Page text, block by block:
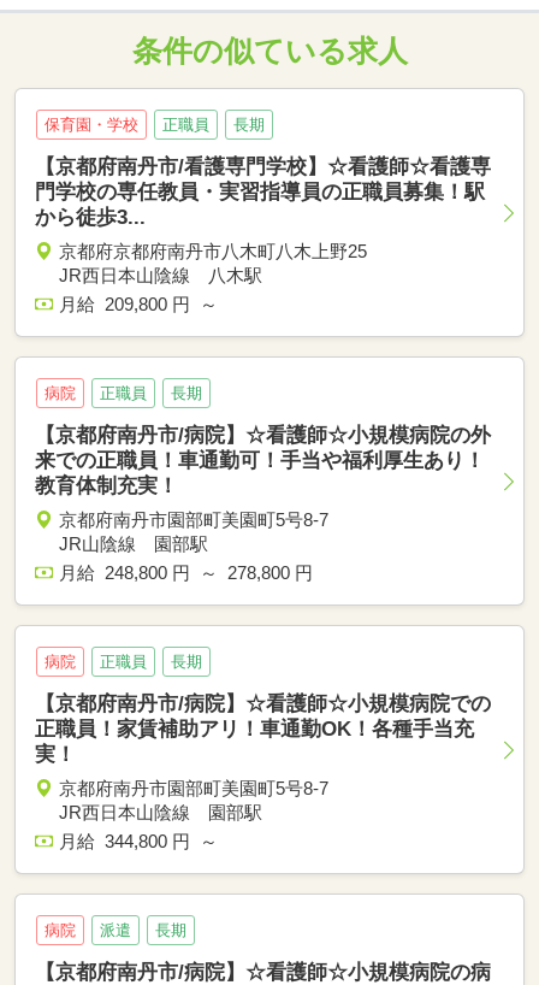
条件の似ている求人
保育園・学校 正職員 長期
【京都府南丹市/看護専門学校】☆看護師☆看護専
門学校の専任教員・実習指導員の正職員募集！駅
から徒歩3...
京都府京都府南丹市八木町八木上野25
JR西日本山陰線 八木駅
月給 209,800 円 ～
病院 正職員 長期
【京都府南丹市/病院】☆看護師☆小規模病院の外
来での正職員！車通勤可！手当や福利厚生あり！
教育体制充実！
京都府南丹市園部町美園町5号8-7
JR山陰線 園部駅
月給 248,800 円 ～ 278,800 円
病院 正職員 長期
【京都府南丹市/病院】☆看護師☆小規模病院での
正職員！家賃補助アリ！車通勤OK！各種手当充
実！
京都府南丹市園部町美園町5号8-7
JR西日本山陰線 園部駅
月給 344,800 円 ～
病院 派遣 長期
【京都府南丹市/病院】☆看護師☆小規模病院の病